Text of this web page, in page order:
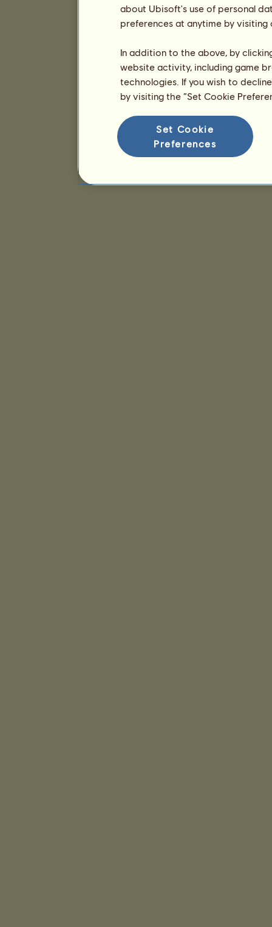
about Ubisoft's use of personal
preferences at anytime by
In addition to the above, by
website activity, including game
technologies. If you wish to
by visiting the “Set Cookie
Set Cookie
Preferences